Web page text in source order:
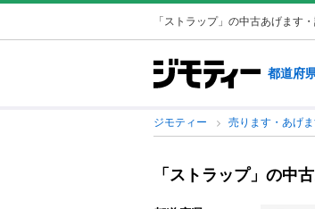
「ストラップ」の中古あげます
都道府
ジモティー 売ります・あげ
「ストラップ」の中